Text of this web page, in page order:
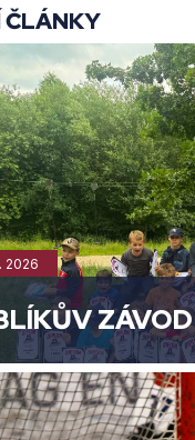
ČLÁNKY
2026
ZÁVOD